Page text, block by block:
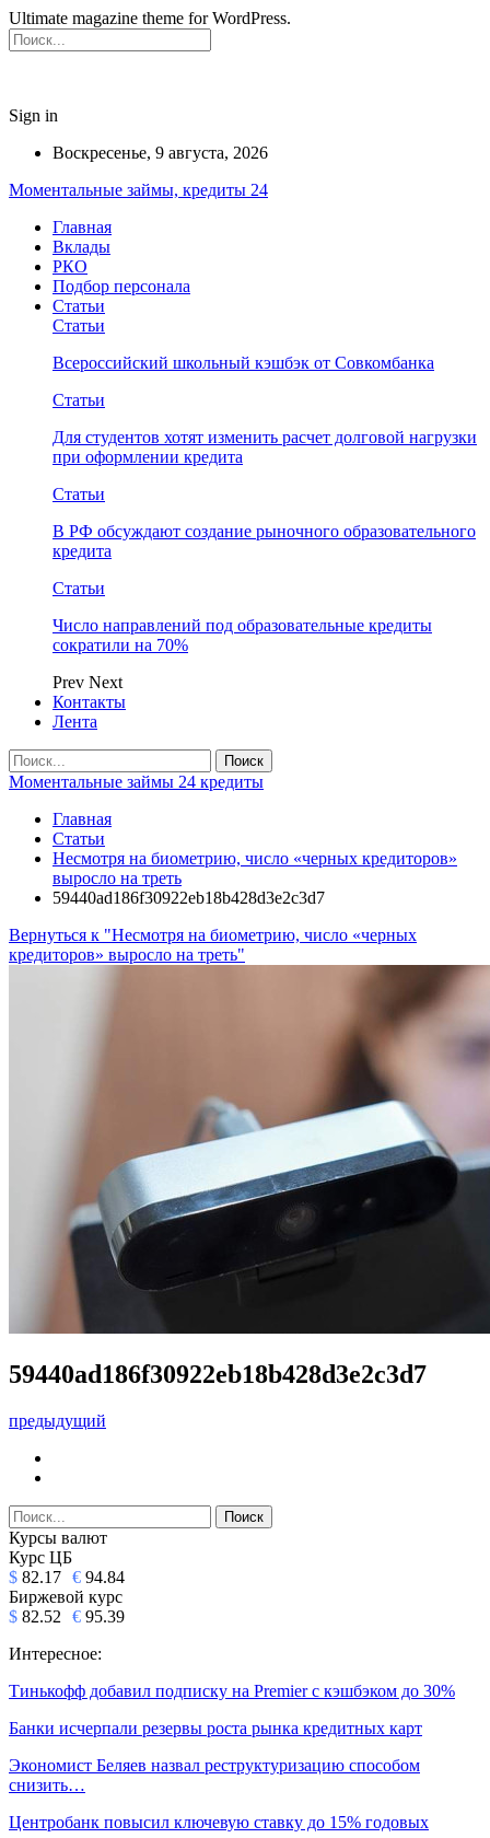
Ultimate magazine theme for WordPress.
Sign in
Воскресенье, 9 августа, 2026
Моментальные займы, кредиты 24
Главная
Вклады
РКО
Подбор персонала
Статьи
Статьи
Всероссийский школьный кэшбэк от Совкомбанка
Статьи
Для студентов хотят изменить расчет долговой нагрузки
при оформлении кредита
Статьи
В РФ обсуждают создание рыночного образовательного
кредита
Статьи
Число направлений под образовательные кредиты
сократили на 70%
Prev Next
Контакты
Лента
Моментальные займы 24 кредиты
Главная
Статьи
Несмотря на биометрию, число «черных кредиторов»
выросло на треть
59440ad186f30922eb18b428d3e2c3d7
Вернуться к "Несмотря на биометрию, число «черных
кредиторов» выросло на треть"
59440ad186f30922eb18b428d3e2c3d7
предыдущий
Курсы валют
Курс ЦБ
$ 82.17 € 94.84
Биржевой курс
$ 82.52 € 95.39
Интересное:
Тинькофф добавил подписку на Premier с кэшбэком до 30%
Банки исчерпали резервы роста рынка кредитных карт
Экономист Беляев назвал реструктуризацию способом
снизить…
Центробанк повысил ключевую ставку до 15% годовых